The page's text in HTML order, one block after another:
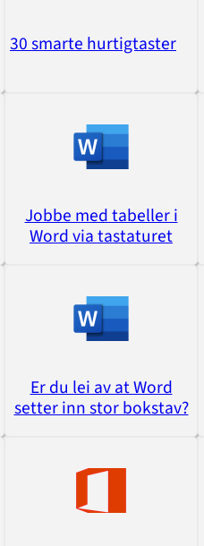
30 smarte hurtigtaster
Jobbe med tabeller i
Word via tastaturet
Er du lei av at Word
setter inn stor bokstav?